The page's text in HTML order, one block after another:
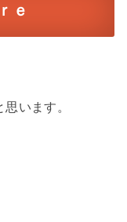
ｅ
います。